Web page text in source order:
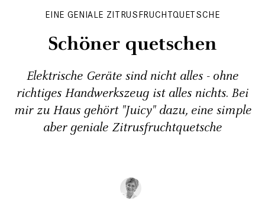
EINE GENIALE ZITRUSFRUCHTQUETSCHE
Schöner quetschen
Elektrische Geräte sind nicht alles - ohne
richtiges Handwerkszeug ist alles nichts. Bei
mir zu Haus gehört "Juicy" dazu, eine simple
aber geniale Zitrusfruchtquetsche